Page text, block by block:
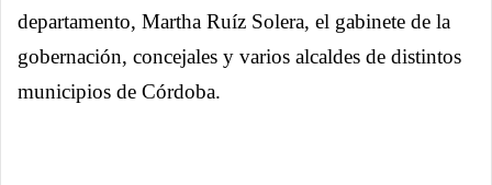
departamento, Martha Ruíz Solera, el gabinete de la
gobernación, concejales y varios alcaldes de distintos
municipios de Córdoba.